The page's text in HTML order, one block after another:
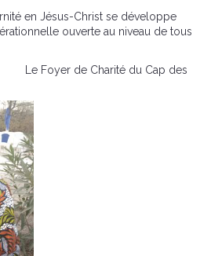
en Jésus-Christ se développe
ouverte au niveau de tous
du Cap des